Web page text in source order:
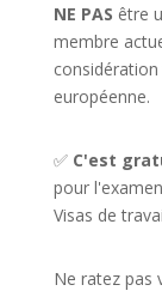
NE PAS être
membre
européenne.
✅ C'est
pour
Visas de
Ne ratez pas